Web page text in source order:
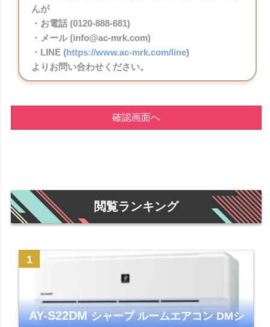
んが
・お電話 (0120-888-681)
・メール (info@ac-mrk.com)
・LINE (https://www.ac-mrk.com/line)
よりお問い合わせください。
確認画面へ
閲覧ランキング
AY-S22DMシャープ ルームエアコン DMシ